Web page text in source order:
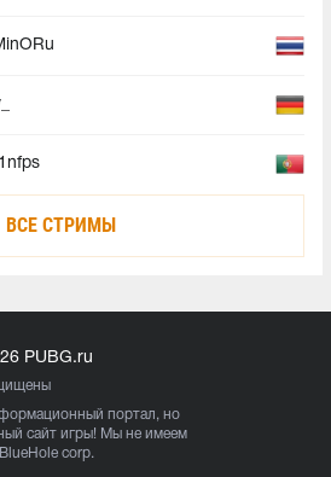
ВСЕ СТРИМЫ
PUBG.ru
портал, но
сайт игры! Мы не имеем
corp.